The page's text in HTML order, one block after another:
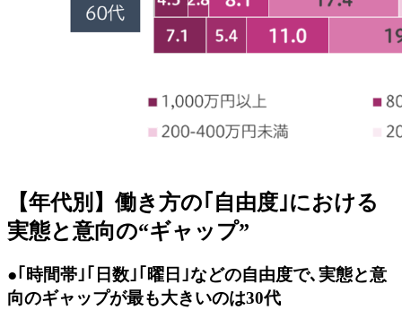
【年代別】働き方の｢自由度｣における
実態と意向の“ギャップ”
●｢時間帯｣｢日数｣｢曜日｣などの自由度で､実態と意
向のギャップが最も大きいのは30代